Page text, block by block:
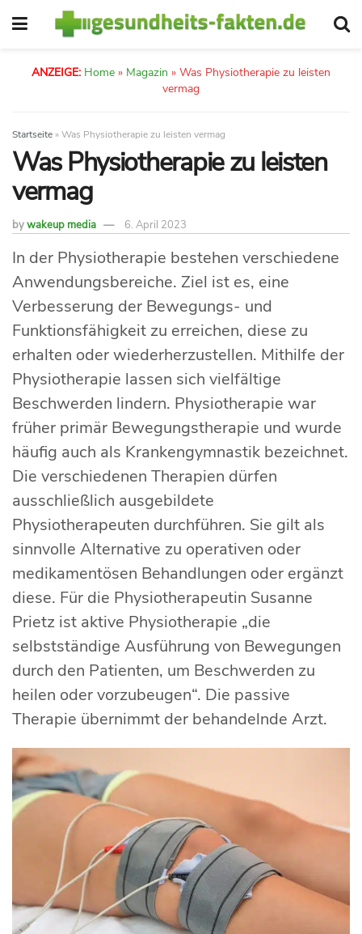
ANZEIGE: Home » Magazin » Was Physiotherapie zu leisten
vermag
Startseite »Was Physiotherapie zu leisten vermag
Was Physiotherapie zu leisten
vermag
bywakeup media 6. April 2023
In der Physiotherapie bestehen verschiedene
Anwendungsbereiche. Ziel ist es, eine
Verbesserung der Bewegungs- und
Funktionsfähigkeit zu erreichen, diese zu
erhalten oder wiederherzustellen. Mithilfe der
Physiotherapie lassen sich vielfältige
Beschwerden lindern. Physiotherapie war
früher primär Bewegungstherapie und wurde
häufig auch als Krankengymnastik bezeichnet.
Die verschiedenen Therapien dürfen
ausschließlich ausgebildete
Physiotherapeuten durchführen. Sie gilt als
sinnvolle Alternative zu operativen oder
medikamentösen Behandlungen oder ergänzt
diese. Für die Physiotherapeutin Susanne
Prietz ist aktive Physiotherapie „die
selbstständige Ausführung von Bewegungen
durch den Patienten, um Beschwerden zu
heilen oder vorzubeugen“. Die passive
Therapie übernimmt der behandelnde Arzt.